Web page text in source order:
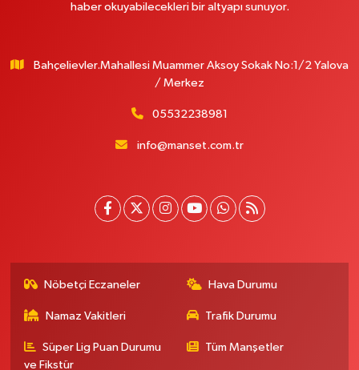
haber okuyabilecekleri bir altyapı sunuyor.
Bahçelievler.Mahallesi Muammer Aksoy Sokak No:1/2 Yalova
/ Merkez
05532238981
info@manset.com.tr
Nöbetçi Eczaneler Hava Durumu
Namaz Vakitleri Trafik Durumu
Süper Lig Puan Durumu
ve Fikstür
Tüm Manşetler